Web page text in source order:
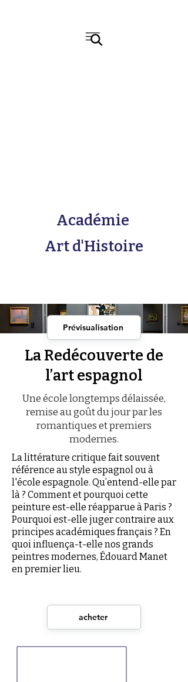
Académie
Art d'Histoire
Prévisualisation
La Redécouverte de
l’art espagnol
Une école longtemps délaissée,
remise au goût du jour par les
romantiques et premiers
modernes.
La littérature critique fait souvent
référence au style espagnol ou à
l'école espagnole. Qu’entend-elle par
là ? Comment et pourquoi cette
peinture est-elle réapparue à Paris ?
Pourquoi est-elle juger contraire aux
principes académiques français ? En
quoi influença-t-elle nos grands
peintres modernes, Édouard Manet
en premier lieu.
acheter